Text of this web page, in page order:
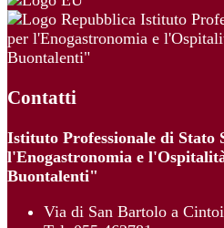
Istituto
per l'Enogastronomia e
Buontalenti"
Contatti
Istituto Professionale di Stato
l'Enogastronomia e
Buontalenti"
Via di San Bartolo a